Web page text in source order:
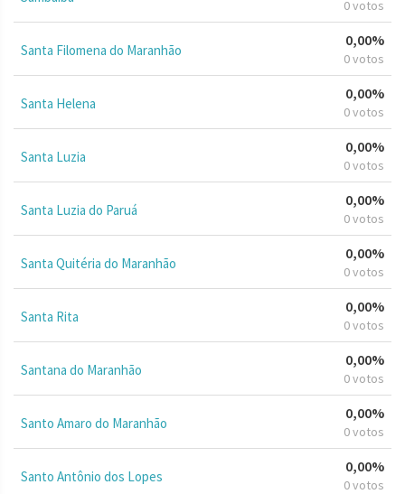
0 votos
Santa Filomena do Maranhão
0,00%
0 votos
Santa Helena
0,00%
0 votos
Santa Luzia
0,00%
0 votos
Santa Luzia do Paruá
0,00%
0 votos
Santa Quitéria do Maranhão
0,00%
0 votos
Santa Rita
0,00%
0 votos
Santana do Maranhão
0,00%
0 votos
Santo Amaro do Maranhão
0,00%
0 votos
Santo Antônio dos Lopes
0,00%
0 votos